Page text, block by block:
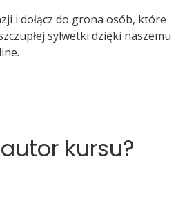
i dołącz do grona osób, które
sylwetki dzięki naszemu
kursu?